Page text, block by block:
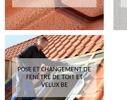
POSE ET CHANGEMENT DE
FENÊTRE DE TOIT ET
VELUX BE